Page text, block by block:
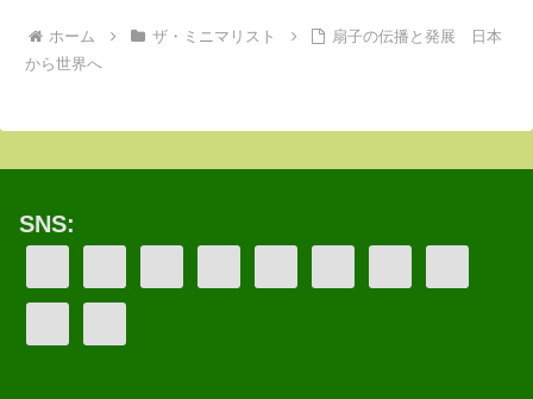
ホーム ザ・ミニマリスト
扇子の伝播と発展 日本
から世界へ
SNS: